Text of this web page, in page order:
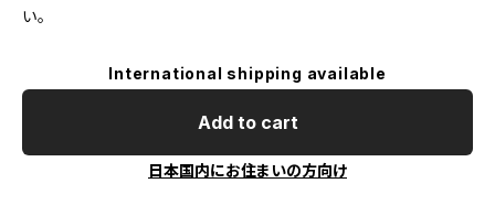
い。
International shipping available
Add to cart
日本国内にお住まいの方向け